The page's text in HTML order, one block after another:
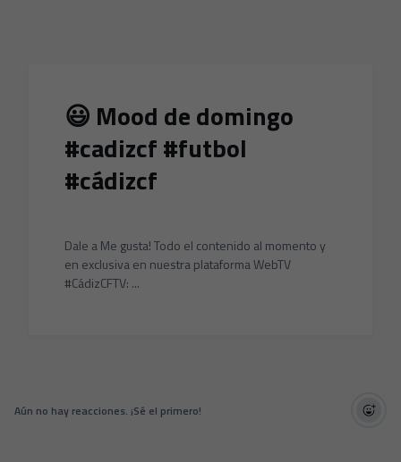
😃 Mood de domingo
#cadizcf #futbol
#cádizcf
Dale a Me gusta! Todo el contenido al momento y
en exclusiva en nuestra plataforma WebTV
#CádizCFTV: ...
Aún no hay reacciones. ¡Sé el primero!